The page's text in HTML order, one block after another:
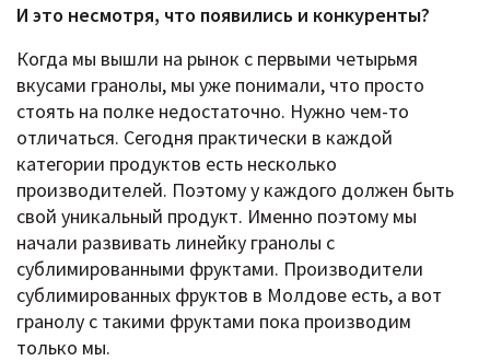
И это несмотря, что появились и конкуренты?
Когда мы вышли на рынок с первыми четырьмя
вкусами гранолы, мы уже понимали, что просто
стоять на полке недостаточно. Нужно чем-то
отличаться. Сегодня практически в каждой
категории продуктов есть несколько
производителей. Поэтому у каждого должен быть
свой уникальный продукт. Именно поэтому мы
начали развивать линейку гранолы с
сублимированными фруктами. Производители
сублимированных фруктов в Молдове есть, а вот
гранолу с такими фруктами пока производим
только мы.